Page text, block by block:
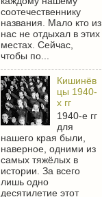
соотечественнику
названия. Мало кто из
нас не отдыхал в этих
местах. Сейчас,
чтобы по...
Кишинёв
цы 1940-
х гг
1940-е гг
для
нашего края были,
наверное, одними из
самых тяжёлых в
истории. За всего
лишь одно
десятилетие этот